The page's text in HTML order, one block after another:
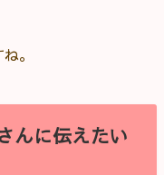
。
んに伝えたい